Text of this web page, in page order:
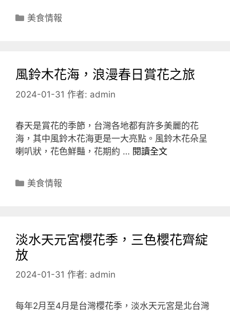
分
美食情報
風鈴木花海，浪漫春日賞花之旅
2024-01-31 作者: admin
春天是賞花的季節，台灣各地都有許多美麗的花
海，其中風鈴木花海更是一大亮點。風鈴木花朵呈
喇叭狀，花色鮮豔，花期約 … 閱讀全文
分
美食情報
淡水天元宮櫻花季，三色櫻花齊綻
放
2024-01-31 作者: admin
每年2月至4月是台灣櫻花季，淡水天元宮是北台灣